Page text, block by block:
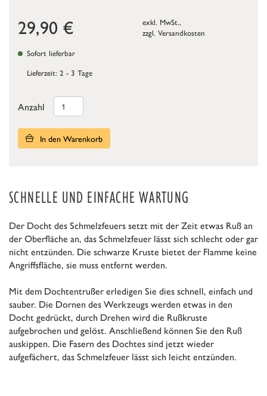
29,90 €
exkl. MwSt.,
zzgl. Versandkosten
Sofort lieferbar
Lieferzeit: 2 - 3 Tage
Anzahl
In den Warenkorb
SCHNELLE UND EINFACHE WARTUNG
Der Docht des Schmelzfeuers setzt mit der Zeit etwas Ruß an
der Oberfläche an, das Schmelzfeuer lässt sich schlecht oder gar
nicht entzünden. Die schwarze Kruste bietet der Flamme keine
Angriffsfläche, sie muss entfernt werden.
Mit dem Dochtentrußer erledigen Sie dies schnell, einfach und
sauber. Die Dornen des Werkzeugs werden etwas in den
Docht gedrückt, durch Drehen wird die Rußkruste
aufgebrochen und gelöst. Anschließend können Sie den Ruß
auskippen. Die Fasern des Dochtes sind jetzt wieder
aufgefächert, das Schmelzfeuer lässt sich leicht entzünden.